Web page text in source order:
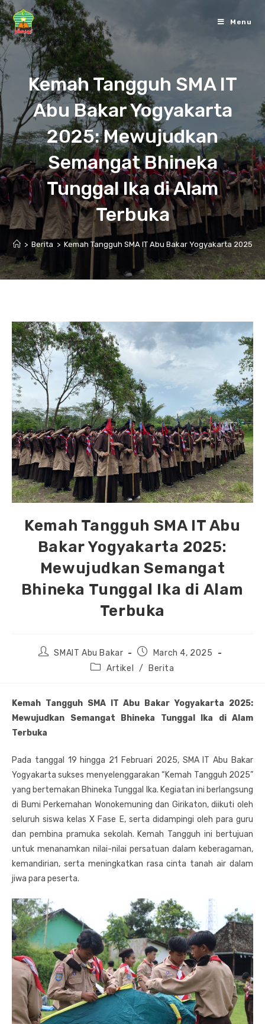
Skip
to
content
Menu
Kemah Tangguh SMA IT
Abu Bakar Yogyakarta
2025: Mewujudkan
Semangat Bhineka
Tunggal Ika di Alam
Terbuka
> Berita > Kemah Tangguh SMA IT Abu Bakar Yogyakarta 2025:
Kemah Tangguh SMA IT Abu
Bakar Yogyakarta 2025:
Mewujudkan Semangat
Bhineka Tunggal Ika di Alam
Terbuka
PostSMAIT Abu Bakar
Post
published:
March 4, 2025
PostArtikel / Berita
Kemah Tangguh SMA IT Abu Bakar Yogyakarta 2025:
Mewujudkan Semangat Bhineka Tunggal Ika di Alam
Terbuka
Pada tanggal 19 hingga 21 Februari 2025, SMA IT Abu Bakar
Yogyakarta sukses menyelenggarakan “Kemah Tangguh 2025”
yang bertemakan Bhineka Tunggal Ika. Kegiatan ini berlangsung
di Bumi Perkemahan Wonokemuning dan Girikaton, diikuti oleh
seluruh siswa kelas X Fase E, serta didampingi oleh para guru
dan pembina pramuka sekolah. Kemah Tangguh ini bertujuan
untuk menanamkan nilai-nilai persatuan dalam keberagaman,
kemandirian, serta meningkatkan rasa cinta tanah air dalam
jiwa para peserta.